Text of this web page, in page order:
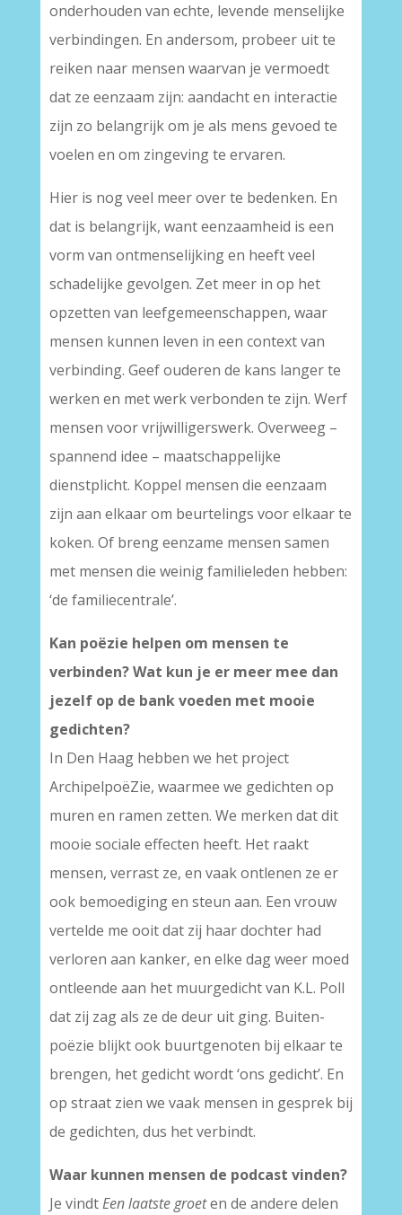
onderhouden van echte, levende menselijke
verbindingen. En andersom, probeer uit te
reiken naar mensen waarvan je vermoedt
dat ze eenzaam zijn: aandacht en interactie
zijn zo belangrijk om je als mens gevoed te
voelen en om zingeving te ervaren.
Hier is nog veel meer over te bedenken. En
dat is belangrijk, want eenzaamheid is een
vorm van ontmenselijking en heeft veel
schadelijke gevolgen. Zet meer in op het
opzetten van leefgemeenschappen, waar
mensen kunnen leven in een context van
verbinding. Geef ouderen de kans langer te
werken en met werk verbonden te zijn. Werf
mensen voor vrijwilligerswerk. Overweeg –
spannend idee – maatschappelijke
dienstplicht. Koppel mensen die eenzaam
zijn aan elkaar om beurtelings voor elkaar te
koken. Of breng eenzame mensen samen
met mensen die weinig familieleden hebben:
‘de familiecentrale’.
Kan poëzie helpen om mensen te
verbinden? Wat kun je er meer mee dan
jezelf op de bank voeden met mooie
gedichten?
In Den Haag hebben we het project
ArchipelpoëZie, waarmee we gedichten op
muren en ramen zetten. We merken dat dit
mooie sociale effecten heeft. Het raakt
mensen, verrast ze, en vaak ontlenen ze er
ook bemoediging en steun aan. Een vrouw
vertelde me ooit dat zij haar dochter had
verloren aan kanker, en elke dag weer moed
ontleende aan het muurgedicht van K.L. Poll
dat zij zag als ze de deur uit ging. Buiten-
poëzie blijkt ook buurtgenoten bij elkaar te
brengen, het gedicht wordt ‘ons gedicht’. En
op straat zien we vaak mensen in gesprek bij
de gedichten, dus het verbindt.
Waar kunnen mensen de podcast vinden?
Je vindtEen laatste groeten de andere delen